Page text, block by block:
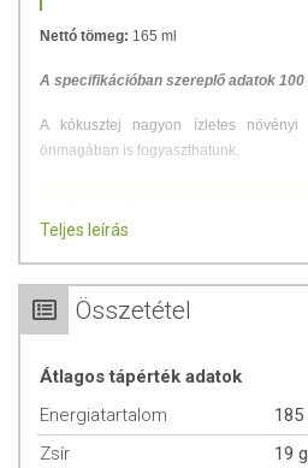
Nettó tömeg: 165 ml
A specifikációban szereplő adatok
A kókusztej nagyon ízletes növényi
önmagában is fogyaszthatunk.
napon belül fogyassza el!
ÖSSZETEVŐK
Energia: 764 kJ/185 kcal
Teljes leírás
Összetétel
Átlagos tápérték adatok
Energiatartalom
185
Zsír
19 g